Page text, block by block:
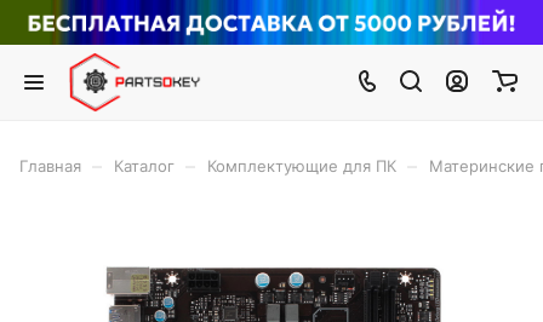
Главная Каталог Комплектующие для ПК Материнские